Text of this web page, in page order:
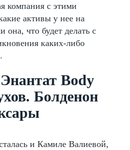
компания с этими
активы у нее на
она, что будет делать с
каких-либо
Body
Болденон
и Камиле Валиевой,